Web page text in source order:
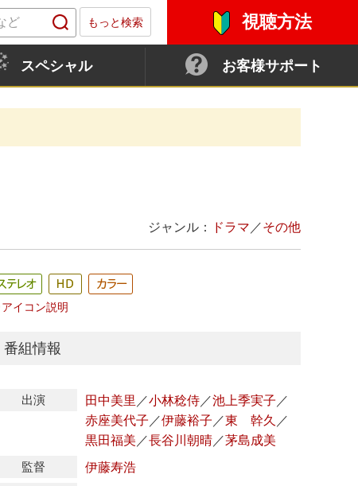
もっと検索 視聴方法
スペシャル お客様サポート
ジャンル： ドラマ ／その他
アイコン説明
番組情報
出演 田中美里 ／小林稔侍／池上季実子 ／
赤座美代子 ／伊藤裕子 ／東 幹久 ／
黒田福美 ／長谷川朝晴／茅島成美
監督
伊藤寿浩